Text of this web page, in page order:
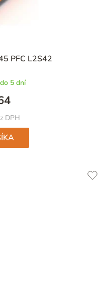
PFC L2S42
5 dní
DPH